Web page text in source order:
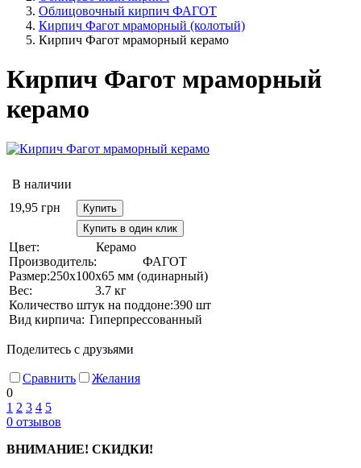
Облицовочный кирпич ФАГОТ
Кирпич Фагот мраморный (колотый)
Кирпич Фагот мраморный керамо
Кирпич Фагот мраморный
керамо
В наличии
19,95 грн
Купить
Купить в один клик
Цвет:
Керамо
Производитель:
ФАГОТ
Размер:250х100х65 мм (одинарный)
Вес:
3.7 кг
Количество штук на поддоне:390 шт
Вид кирпича: Гиперпрессованный
Поделитесь с друзьями
Сравнить
Желания
0
1 2 3 4 5
0 отзывов
ВНИМАНИЕ! СКИДКИ!